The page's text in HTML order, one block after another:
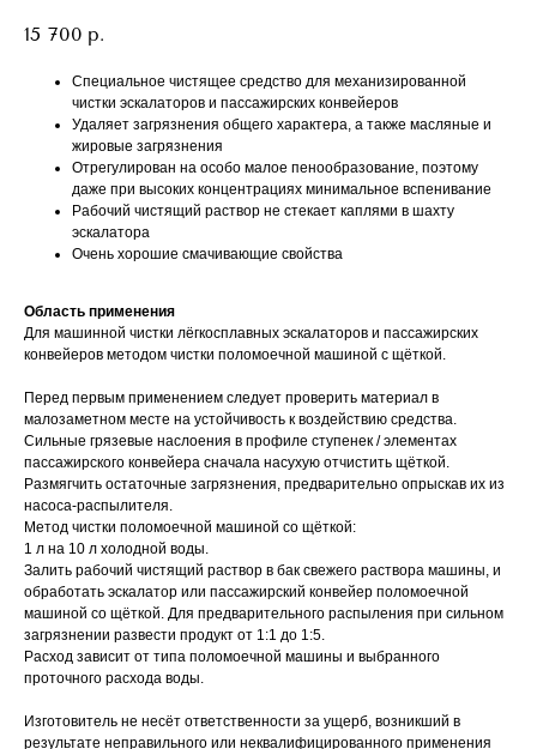
15 700 р.
Специальное чистящее средство для механизированной
чистки эскалаторов и пассажирских конвейеров
Удаляет загрязнения общего характера, а также масляные и
жировые загрязнения
Отрегулирован на особо малое пенообразование, поэтому
даже при высоких концентрациях минимальное вспенивание
Рабочий чистящий раствор не стекает каплями в шахту
эскалатора
Очень хорошие смачивающие свойства
Область применения
Для машинной чистки лёгкосплавных эскалаторов и пассажирских
конвейеров методом чистки поломоечной машиной с щёткой.
Перед первым применением следует проверить материал в
малозаметном месте на устойчивость к воздействию средства.
Сильные грязевые наслоения в профиле ступенек / элементах
пассажирского конвейера сначала насухую отчистить щёткой.
Размягчить остаточные загрязнения, предварительно опрыскав их из
насоса-распылителя.
Метод чистки поломоечной машиной со щёткой:
1 л на 10 л холодной воды.
Залить рабочий чистящий раствор в бак свежего раствора машины, и
обработать эскалатор или пассажирский конвейер поломоечной
машиной со щёткой. Для предварительного распыления при сильном
загрязнении развести продукт от 1:1 до 1:5.
Расход зависит от типа поломоечной машины и выбранного
проточного расхода воды.
Изготовитель не несёт ответственности за ущерб, возникший в
результате неправильного или неквалифицированного применения